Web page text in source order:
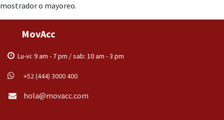
mostrador o mayoreo.
MovAcc
Lu-vi: 9 am - 7 pm / sab: 10 am - 3 pm
+52 (444) 3000 400
hola@movacc.com